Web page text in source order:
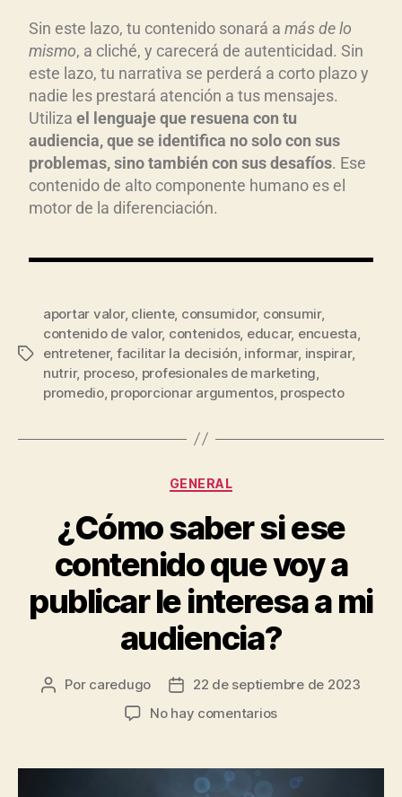
Sin este lazo, tu contenido sonará a más de lo
mismo, a cliché, y carecerá de autenticidad. Sin
este lazo, tu narrativa se perderá a corto plazo y
nadie les prestará atención a tus mensajes.
Utiliza el lenguaje que resuena con tu
audiencia, que se identifica no solo con sus
problemas, sino también con sus desafíos. Ese
contenido de alto componente humano es el
motor de la diferenciación.
aportar valor, cliente, consumidor, consumir,
contenido de valor, contenidos, educar, encuesta,
entretener, facilitar la decisión, informar, inspirar,
nutrir, proceso, profesionales de marketing,
promedio, proporcionar argumentos, prospecto
GENERAL
¿Cómo saber si ese
contenido que voy a
publicar le interesa a mi
audiencia?
Por caredugo
22 de septiembre de 2023
No hay comentarios